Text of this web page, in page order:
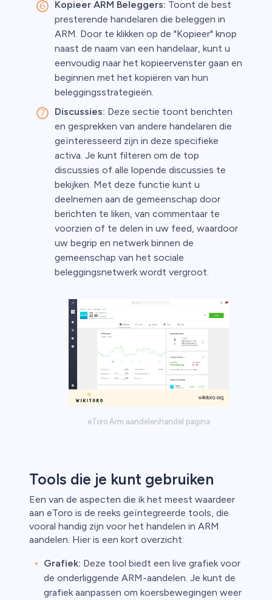
Kopieer ARM Beleggers: Toont de best
presterende handelaren die beleggen in
ARM. Door te klikken op de "Kopieer" knop
naast de naam van een handelaar, kunt u
eenvoudig naar het kopieervenster gaan en
beginnen met het kopiëren van hun
beleggingsstrategieën.
Discussies: Deze sectie toont berichten
en gesprekken van andere handelaren die
geïnteresseerd zijn in deze specifieke
activa. Je kunt filteren om de top
discussies of alle lopende discussies te
bekijken. Met deze functie kunt u
deelnemen aan de gemeenschap door
berichten te liken, van commentaar te
voorzien of te delen in uw feed, waardoor
uw begrip en netwerk binnen de
gemeenschap van het sociale
beleggingsnetwerk wordt vergroot.
eToro Arm aandelenhandel pagina
Tools die je kunt gebruiken
Een van de aspecten die ik het meest waardeer
aan eToro is de reeks geïntegreerde tools, die
vooral handig zijn voor het handelen in ARM
aandelen. Hier is een kort overzicht:
Grafiek: Deze tool biedt een live grafiek voor
de onderliggende ARM-aandelen. Je kunt de
grafiek aanpassen om koersbewegingen weer